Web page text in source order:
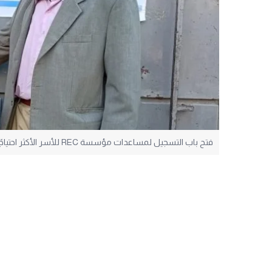
فتح باب التسجيل لمساعدات مؤسسة REC للأسر الأكثر احتياجًا في غزة